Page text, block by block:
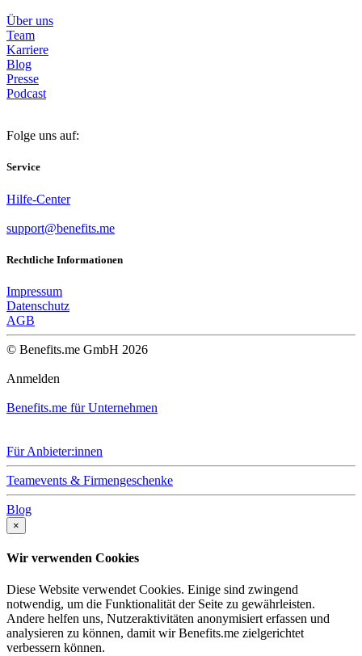
Über uns
Team
Karriere
Blog
Presse
Podcast
Folge uns auf:
Service
Hilfe-Center
support@benefits.me
Rechtliche Informationen
Impressum
Datenschutz
AGB
© Benefits.me GmbH 2026
Anmelden
Benefits.me für Unternehmen
Für Anbieter:innen
Teamevents & Firmengeschenke
Blog
×
Wir verwenden Cookies
Diese Website verwendet Cookies. Einige sind zwingend
notwendig, um die Funktionalität der Seite zu gewährleisten.
Andere helfen uns, Nutzeraktivitäten anonymisiert erfassen und
analysieren zu können, damit wir Benefits.me zielgerichtet
verbessern können.